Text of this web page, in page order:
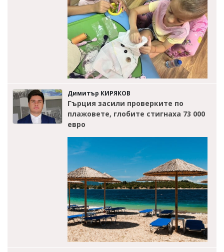
Димитър КИРЯКОВ
Гърция засили проверките по
плажовете, глобите стигнаха 73 000
евро